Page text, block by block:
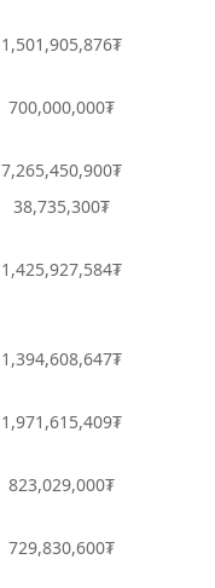
1,501,905,876₮
700,000,000₮
7,265,450,900₮
38,735,300₮
1,425,927,584₮
1,394,608,647₮
1,971,615,409₮
823,029,000₮
729,830,600₮